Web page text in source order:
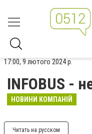
17:00, 9 лютого 2024 р.
INFOBUS -
НОВИНИ КОМПАНІЙ
Читать на русском